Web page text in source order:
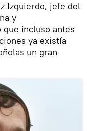
Izquierdo, jefe del
y
que incluso antes
ya existía
un gran